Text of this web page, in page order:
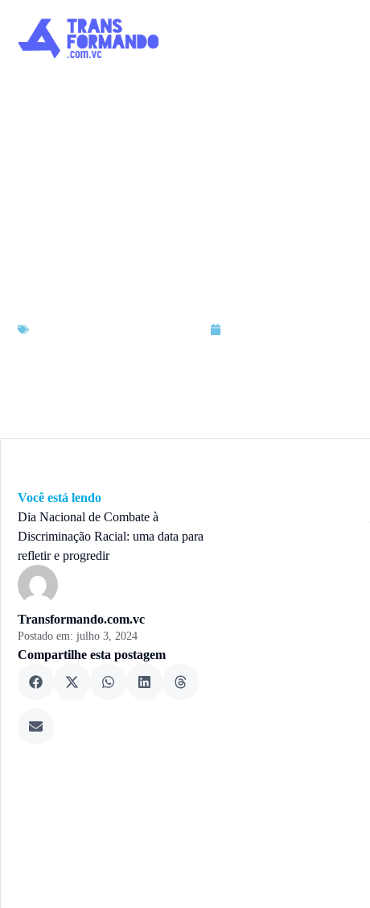
Você está lendo
Dia Nacional de Combate à
Discriminação Racial: uma data para
refletir e progredir
Transformando.com.vc
Postado em: julho 3, 2024
Compartilhe esta postagem